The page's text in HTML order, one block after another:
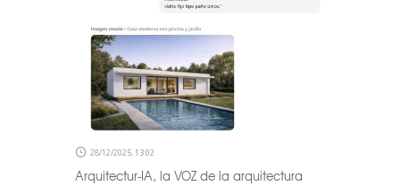
28/12/2025, 13:02
Arquitectur-IA, la VOZ de la arquitectura